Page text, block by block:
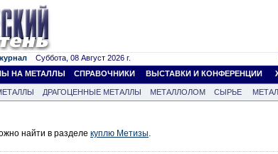
Суббота, 08 Август 2026 г.
НА МЕТАЛЛЫ СПРАВОЧНИКИ ВЫСТАВКИ И КОНФЕРЕНЦИИ
ДРАГОЦЕННЫЕ МЕТАЛЛЫ МЕТАЛЛОЛОМ СЫРЬЕ
найти в разделе куплю Метизы.